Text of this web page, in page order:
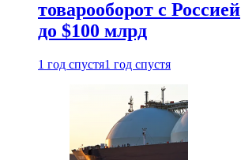
товарооборот с Россией
до $100 млрд
1 год спустя1 год спустя